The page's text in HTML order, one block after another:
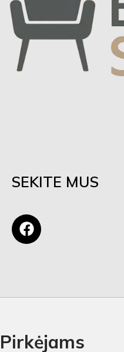
SEKITE MUS
Pirkėjams